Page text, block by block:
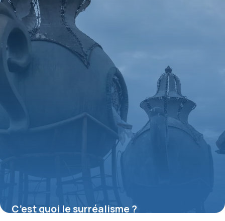
C’est quoi le surréalisme ?